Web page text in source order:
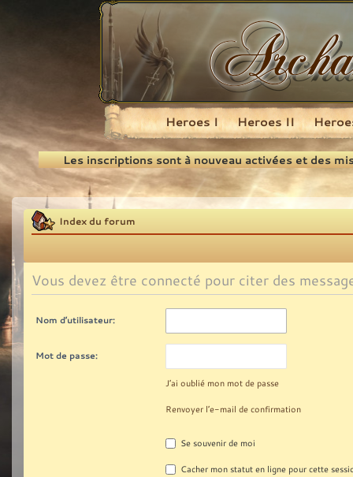
Recherche
Heroes I Heroes II
Les inscriptions sont à nouveau activées et des
Index du forum
Vous devez être connecté pour citer des
Nom d’utilisateur:
Mot de passe:
J’ai oublié mon mot de passe
Renvoyer l’e-mail de confirmation
Se souvenir de moi
Cacher mon statut en ligne pour cette